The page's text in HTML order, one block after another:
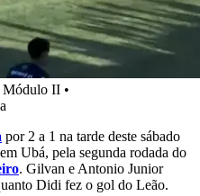
Módulo II •
por 2 a 1 na tarde deste sábado
Ubá, pela segunda rodada do
. Gilvan e Antonio Junior
Didi fez o gol do Leão.